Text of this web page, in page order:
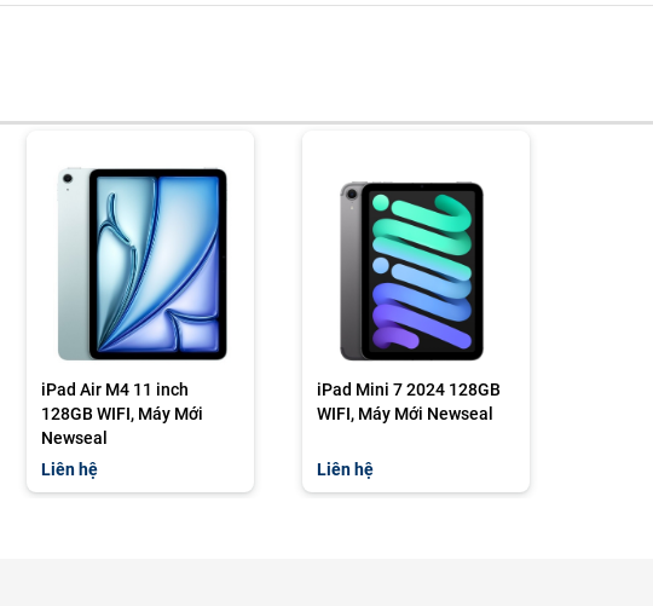
iPad Air M4 11 inch
128GB WIFI, Máy Mới
Newseal
Liên hệ
iPad Mini 7 2024 128GB
WIFI, Máy Mới Newseal
Liên hệ